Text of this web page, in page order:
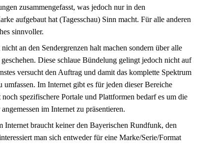
zusammengefasst, was jedoch nur in den
aufgebaut hat (Tagesschau) Sinn macht. Für alle anderen
sinnvoller.
an den Sendergrenzen halt machen sondern über alle
Diese schlaue Bündelung gelingt jedoch nicht auf
versucht den Auftrag und damit das komplette Spektrum
Im Internet gibt es für jeden dieser Bereiche
spezifischere Portale und Plattformen bedarf es um die
im Internet zu präsentieren.
braucht keiner den Bayerischen Rundfunk, den
man sich entweder für eine Marke/Serie/Format